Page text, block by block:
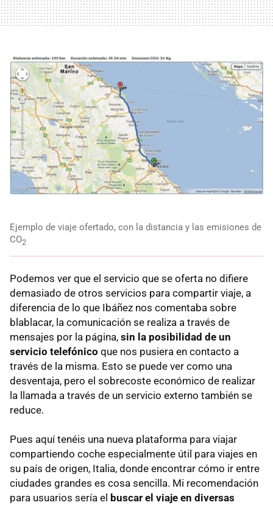
Ejemplo de viaje ofertado, con la distancia y las emisiones de
CO2
Podemos ver que el servicio que se oferta no difiere
demasiado de otros servicios para compartir viaje, a
diferencia de lo que Ibáñez nos comentaba sobre
blablacar, la comunicación se realiza a través de
mensajes por la página, sin la posibilidad de un
servicio telefónico que nos pusiera en contacto a
través de la misma. Esto se puede ver como una
desventaja, pero el sobrecoste económico de realizar
la llamada a través de un servicio externo también se
reduce.
Pues aquí tenéis una nueva plataforma para viajar
compartiendo coche especialmente útil para viajes en
su país de origen, Italia, donde encontrar cómo ir entre
ciudades grandes es cosa sencilla. Mi recomendación
para usuarios sería el buscar el viaje en diversas